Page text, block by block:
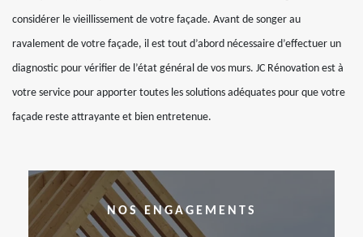
considérer le vieillissement de votre façade. Avant de songer au
ravalement de votre façade, il est tout d’abord nécessaire d’effectuer un
diagnostic pour vérifier de l’état général de vos murs. JC Rénovation est à
votre service pour apporter toutes les solutions adéquates pour que votre
façade reste attrayante et bien entretenue.
NOS ENGAGEMENTS